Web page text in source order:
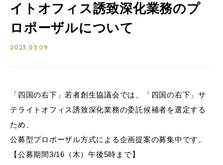
イトオフィス誘致深化業務のプ
ロポーザルについて
2023.03.09
「四国の右下」若者創生協議会では、「四国の右下」サ
テライトオフィス誘致深化業務の委託候補者を選定する
ため、
公募型プロポーザル方式による企画提案の募集中です。
【公募期間3/16（木）午後5時まで】